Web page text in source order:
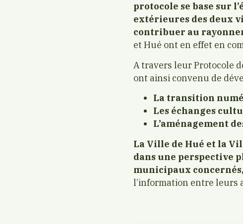
protocole se base sur
extérieures des deux
contribuer au
et Hué ont en effet en
A travers leur Protocole
ont ainsi convenu de
La transition
Les échanges
L’aménagement
La Ville de Hué et la
dans une perspective
municipaux concernés,
l’information entre leurs